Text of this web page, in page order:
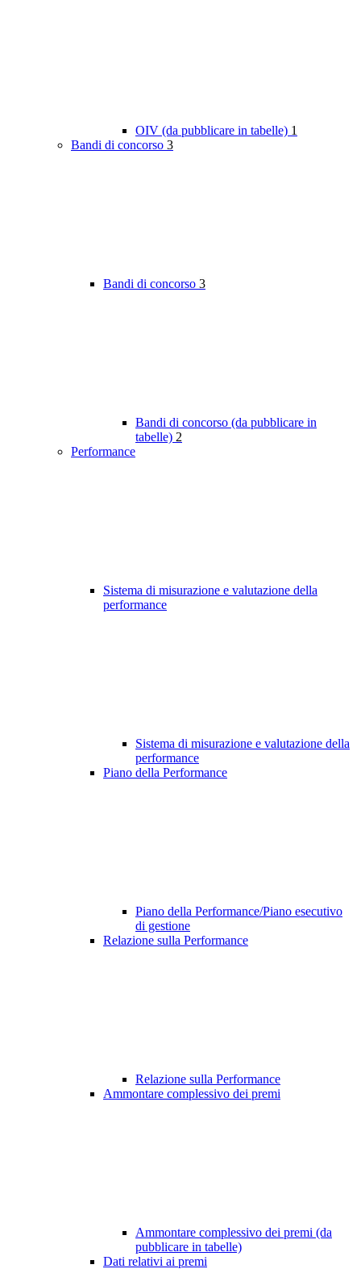
OIV (da pubblicare in tabelle) 1
Bandi di concorso 3
Bandi di concorso 3
Bandi di concorso (da pubblicare in
tabelle) 2
Performance
Sistema di misurazione e valutazione della
performance
Sistema di misurazione e valutazione della
performance
Piano della Performance
Piano della Performance/Piano esecutivo
di gestione
Relazione sulla Performance
Relazione sulla Performance
Ammontare complessivo dei premi
Ammontare complessivo dei premi (da
pubblicare in tabelle)
Dati relativi ai premi